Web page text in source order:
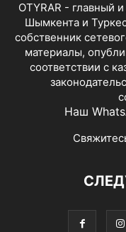
OTYRAR - главный
Шымкента и
собственник
материалы,
соответствии с
Наш